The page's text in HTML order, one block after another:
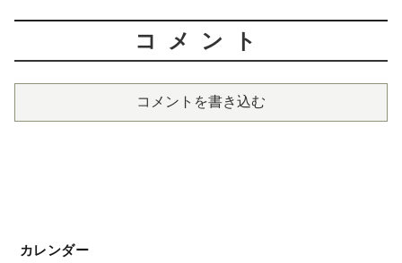
コメント
コメントを書き込む
カレンダー